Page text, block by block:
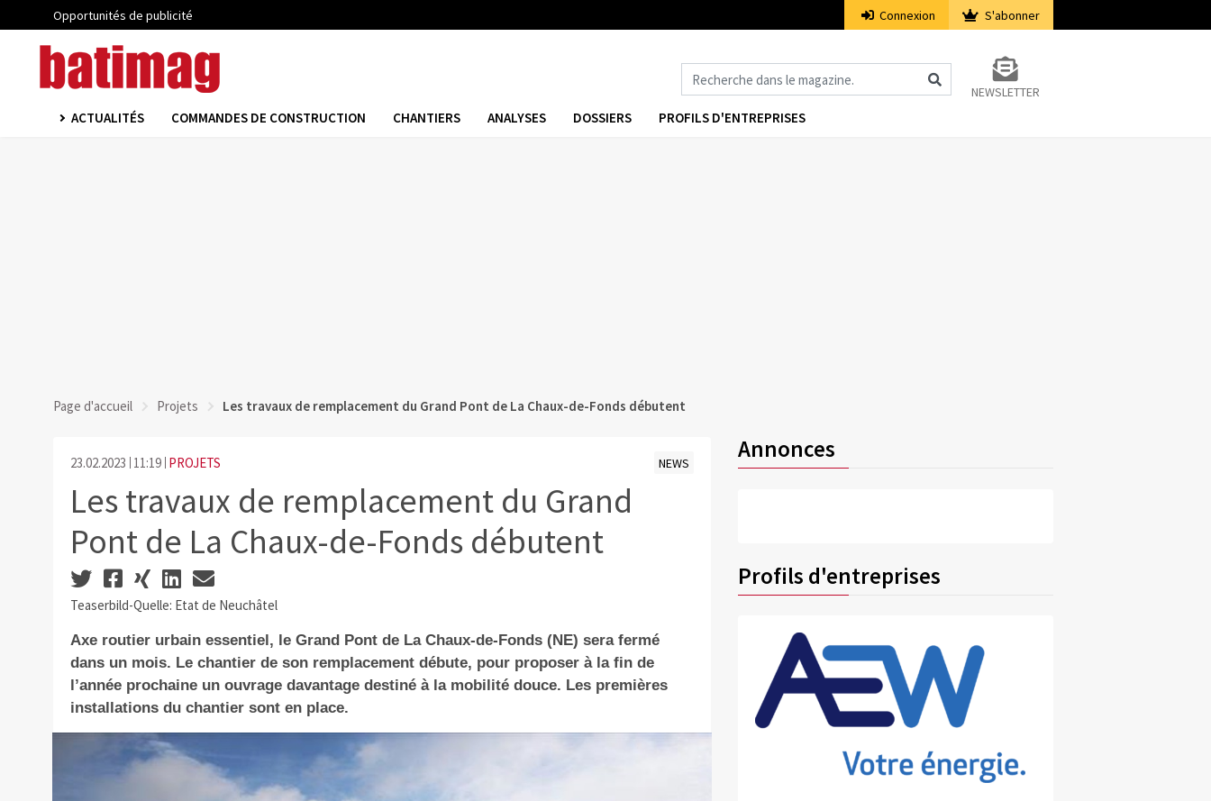
Opportunités de publicité Connexion S'abonner
NEWSLETTER
ACTUALITÉS COMMANDES DE CONSTRUCTION CHANTIERS ANALYSES DOSSIERS PROFILS D'ENTREPRISES
Page d'accueil Projets Les travaux de remplacement du Grand Pont de La Chaux-de-Fonds débutent
23.02.2023 11:19 PROJETS NEWS
Les travaux de remplacement du Grand
Pont de La Chaux-de-Fonds débutent
Teaserbild-Quelle: Etat de Neuchâtel
Axe routier urbain essentiel, le Grand Pont de La Chaux-de-Fonds (NE) sera fermé
dans un mois. Le chantier de son remplacement débute, pour proposer à la fin de
l’année prochaine un ouvrage davantage destiné à la mobilité douce. Les premières
installations du chantier sont en place.
Annonces
Profils d'entreprises